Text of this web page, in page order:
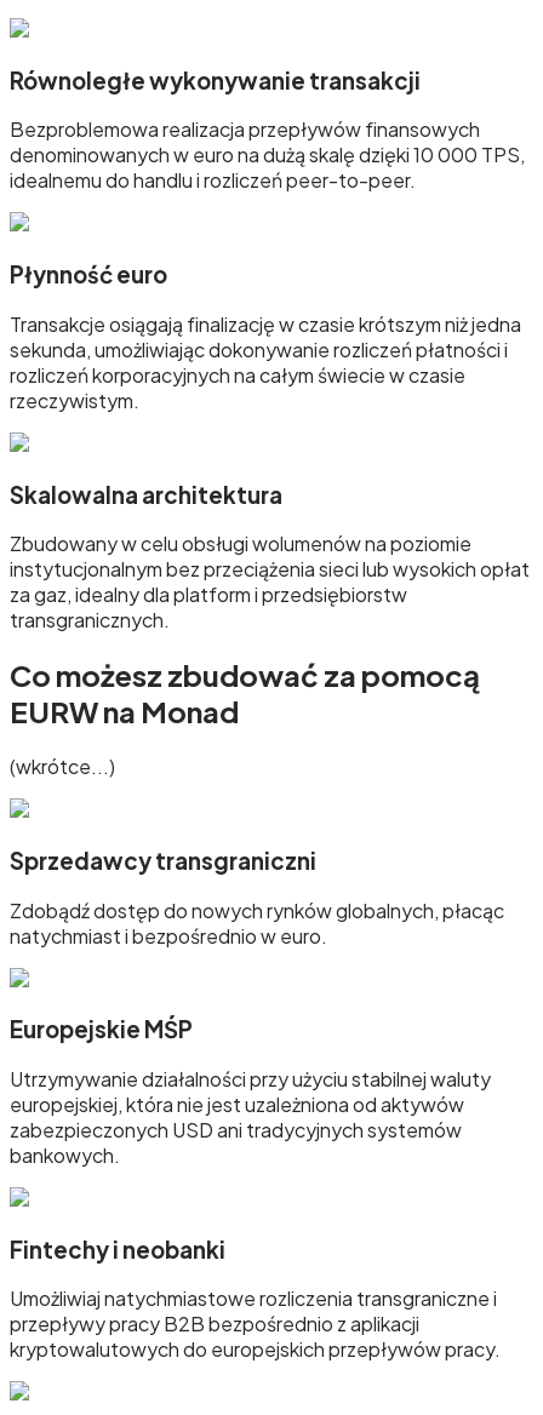
Równoległe wykonywanie transakcji
Bezproblemowa realizacja przepływów finansowych
denominowanych w euro na dużą skalę dzięki 10 000 TPS,
idealnemu do handlu i rozliczeń peer-to-peer.
Płynność euro
Transakcje osiągają finalizację w czasie krótszym niż jedna
sekunda, umożliwiając dokonywanie rozliczeń płatności i
rozliczeń korporacyjnych na całym świecie w czasie
rzeczywistym.
Skalowalna architektura
Zbudowany w celu obsługi wolumenów na poziomie
instytucjonalnym bez przeciążenia sieci lub wysokich opłat
za gaz, idealny dla platform i przedsiębiorstw
transgranicznych.
Co możesz zbudować za pomocą
EURW na Monad
(wkrótce...)
Sprzedawcy transgraniczni
Zdobądź dostęp do nowych rynków globalnych, płacąc
natychmiast i bezpośrednio w euro.
Europejskie MŚP
Utrzymywanie działalności przy użyciu stabilnej waluty
europejskiej, która nie jest uzależniona od aktywów
zabezpieczonych USD ani tradycyjnych systemów
bankowych.
Fintechy i neobanki
Umożliwiaj natychmiastowe rozliczenia transgraniczne i
przepływy pracy B2B bezpośrednio z aplikacji
kryptowalutowych do europejskich przepływów pracy.